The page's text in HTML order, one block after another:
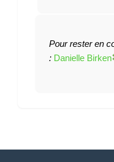
Pour rester en
: Danielle Birken